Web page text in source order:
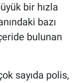
bir hızla
bazı
bulunan
sayıda polis,